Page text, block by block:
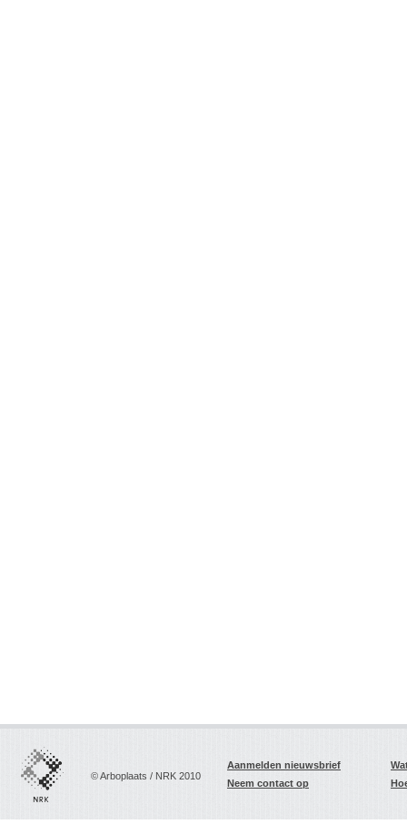
© Arboplaats / NRK 2010
Aanmelden nieuwsbrief
Neem contact op